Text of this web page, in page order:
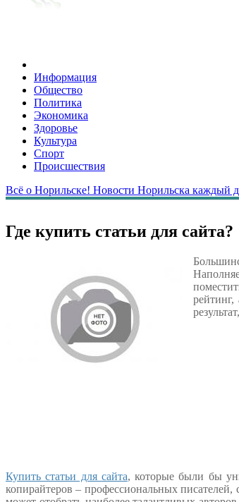
Информация
Общество
Политика
Экономика
Здоровье
Культура
Спорт
Происшествия
Всё о Норильске! Новости Норильска каждый
Где купить статьи для сайта?
Купить статьи для сайта, которые были бы
копирайтеров – профессиональных